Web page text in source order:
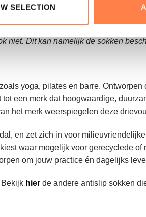
SELECTION
zachte cyclus om de antislip laag te
niet. Dit kan namelijk de sokken
yoga, pilates en barre.
een merk dat hoogwaardige,
het merk weerspiegelen deze
en zet zich in voor
waar mogelijk voor gerecyclede
om jouw practice én dagelijks
hier de andere antislip sokken